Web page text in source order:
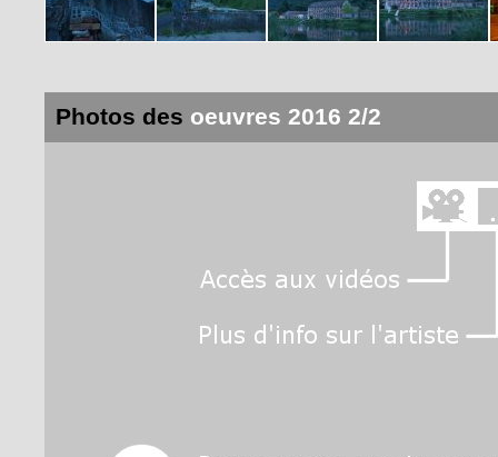
Photos des oeuvres 2016 2/2